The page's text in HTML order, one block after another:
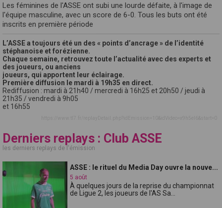
Les féminines de l'ASSE ont subi une lourde défaite, à l'image de
l'équipe masculine, avec un score de 6-0. Tous les buts ont été
inscrits en première période
L’ASSE a toujours été un des « points d’ancrage » de l’identité
stéphanoise et forézienne.
Chaque semaine, retrouvez toute l’actualité avec des experts et
des joueurs, ou anciens
joueurs, qui apportent leur éclairage.
Première diffusion le mardi à 19h35 en direct.
Rediffusion : mardi à 21h40 / mercredi à 16h25 et 20h50 / jeudi à
21h35 / vendredi à 9h05
et 16h55
Derniers replays : Club ASSE
les derniers replays de l'émission
ASSE : le rituel du Media Day ouvre la nouve...
5 août
À quelques jours de la reprise du championnat
de Ligue 2, les joueurs de l'AS Sa...